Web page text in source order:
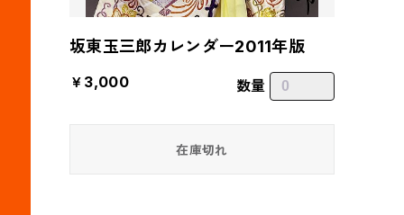
坂東玉三郎カレンダー2011年版
￥3,000 数量
在庫切れ